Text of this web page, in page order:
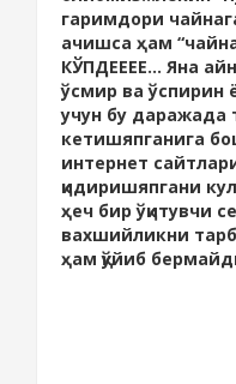
гаримдори
ачишса ҳам
КЎПДЕЕЕЕ... Яна
ўсмир ва
учун бу даражада
кетишяпганига
интернет
қидиришяпгани
ҳеч бир ўқитувчи
вахшийликни
ҳам қўйиб